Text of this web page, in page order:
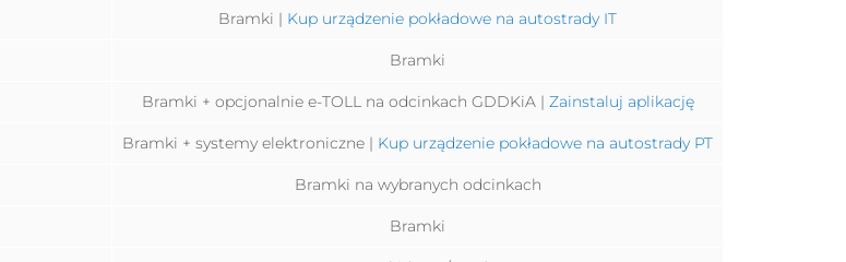
Bramki | Kup urządzenie pokładowe na autostrady IT
Bramki
Bramki + opcjonalnie e-TOLL na odcinkach GDDKiA | Zainstaluj aplikację
Bramki + systemy elektroniczne | Kup urządzenie pokładowe na autostrady PT
Bramki na wybranych odcinkach
Bramki